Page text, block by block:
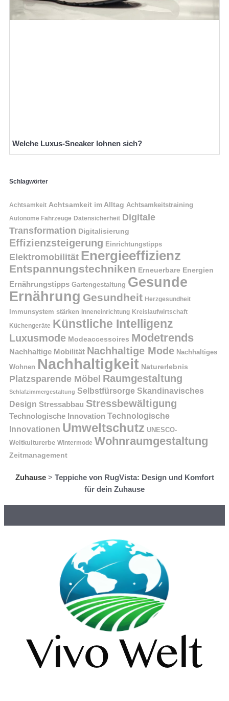
Welche Luxus-Sneaker lohnen sich?
Schlagwörter
Achtsamkeit Achtsamkeit im Alltag Achtsamkeitstraining
Autonome Fahrzeuge Datensicherheit Digitale
Transformation Digitalisierung
Effizienzsteigerung Einrichtungstipps
Elektromobilität Energieeffizienz
Entspannungstechniken Erneuerbare Energien
Ernährungstipps Gartengestaltung Gesunde
Ernährung Gesundheit Herzgesundheit
Immunsystem stärken Inneneinrichtung Kreislaufwirtschaft
Küchengeräte Künstliche Intelligenz
Luxusmode Modeaccessoires Modetrends
Nachhaltige Mobilität Nachhaltige Mode Nachhaltiges
Wohnen Nachhaltigkeit Naturerlebnis
Platzsparende Möbel Raumgestaltung
Schlafzimmergestaltung Selbstfürsorge Skandinavisches
Design Stressabbau Stressbewältigung
Technologische Innovation Technologische
Innovationen Umweltschutz UNESCO-
Weltkulturerbe Wintermode Wohnraumgestaltung
Zeitmanagement
Zuhause> Teppiche von RugVista: Design und Komfort
für dein Zuhause